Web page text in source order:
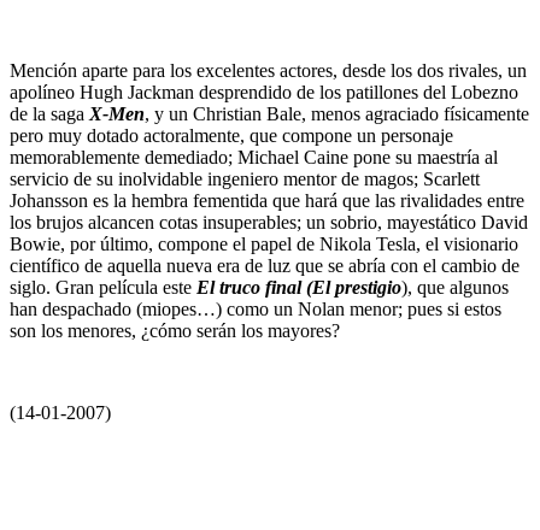
Mención aparte para los excelentes actores, desde los dos rivales, un
apolíneo Hugh Jackman desprendido de los patillones del Lobezno
de la saga X-Men, y un Christian Bale, menos agraciado físicamente
pero muy dotado actoralmente, que compone un personaje
memorablemente demediado; Michael Caine pone su maestría al
servicio de su inolvidable ingeniero mentor de magos; Scarlett
Johansson es la hembra fementida que hará que las rivalidades entre
los brujos alcancen cotas insuperables; un sobrio, mayestático David
Bowie, por último, compone el papel de Nikola Tesla, el visionario
científico de aquella nueva era de luz que se abría con el cambio de
siglo. Gran película este El truco final (El prestigio), que algunos
han despachado (miopes…) como un Nolan menor; pues si estos
son los menores, ¿cómo serán los mayores?
(14-01-2007)